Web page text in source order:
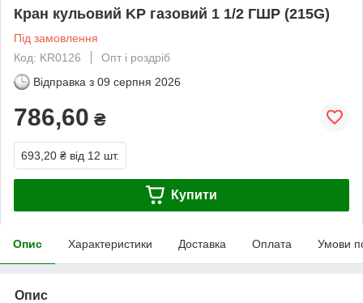
Кран кульовий KP газовий 1 1/2 ГШР (215G)
Під замовлення
Код: KR0126
Опт і роздріб
Відправка з 09 серпня 2026
786,60 ₴
693,20 ₴ від 12 шт.
Купити
Опис Характеристики Доставка Оплата Умови
Опис